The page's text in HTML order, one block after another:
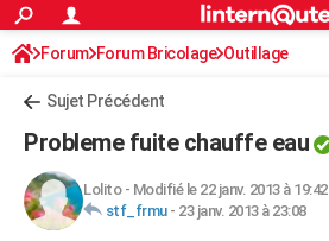
ACTUALITÉS
Politique
Société
Faits Divers
Education
Monde
Villes
+
FINANCE
Retraite
Impôts
Epargne
Immobilier
Risques naturels par ville
Banque
Assurance
Crédit
AUTO
S'inscrire
Connexion
Forum Forum Bricolage Outillage
Sujet Précédent
Probleme fuite chauffe eau
Lolito- Modifié le 22 janv. 2013 à 19:42
stf_frmu- 23 janv. 2013 à 23:08